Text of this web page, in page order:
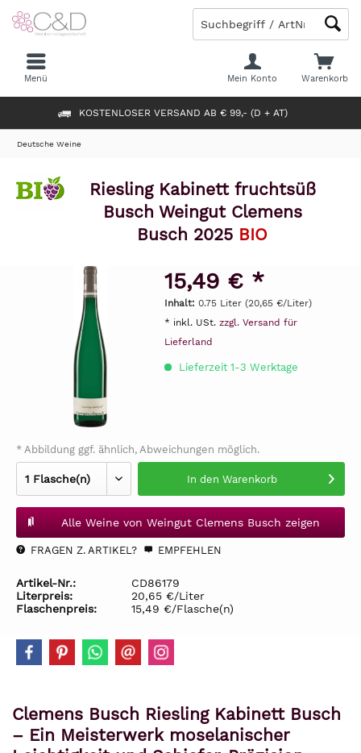
KOSTENLOSER VERSAND AB € 99,- (D + AT)
Warenkorb
Mein Konto
Menü
Deutsche Weine
Riesling Kabinett fruchtsüß
Busch Weingut Clemens
Busch 2025 BIO
15,49 € *
Inhalt: 0.75 Liter (20,65 €/Liter)
* inkl. USt. zzgl. Versand für
Lieferland
Lieferzeit 1-3 Werktage
* Abbildung ggf. ähnlich, Abweichungen möglich.
In den Warenkorb
Alle Weine von Weingut Clemens Busch zeigen
FRAGEN Z. ARTIKEL? EMPFEHLEN
Artikel-Nr.:
CD86179
Literpreis:
20,65 €/Liter
Flaschenpreis:
15,49 €/Flasche(n)
Clemens Busch Riesling Kabinett Busch
– Ein Meisterwerk moselanischer